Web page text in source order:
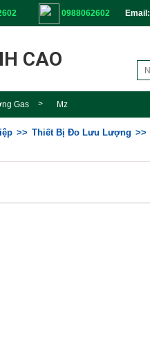
0988062602 Email:
CAO
Gas Mz
Thiết Bị Đo Lưu Lượng